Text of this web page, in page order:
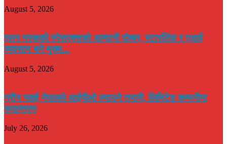
August 5, 2026
एलन मस्कको स्पेसएक्सको आम्दानी दोब्बर, स्टारलिंक र एआई
व्यवसाय बने मुख्य...
August 5, 2026
ग्रीन प्लाई नेपालले आईपीओ ल्याउने तयारी, लिमिटेड कम्पनीमा
रूपान्तरण
July 26, 2026